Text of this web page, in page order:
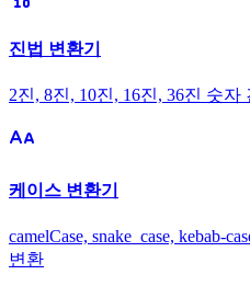
진법 변환기
2진, 8진, 10진, 16진, 36진 숫자
케이스 변환기
camelCase, snake_case, kebab-
변환